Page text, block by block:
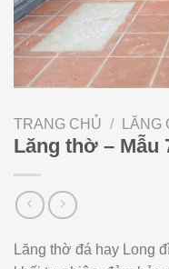
TRANG CHỦ /
Lăng thờ – Mẫu
Lăng thờ đá hay Long